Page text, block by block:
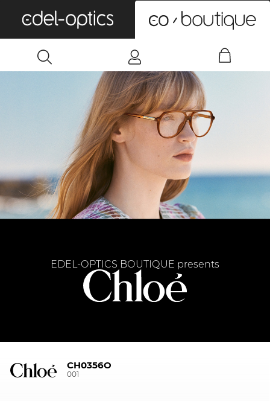
EDEL-OPTICS BOUTIQUE presents
CH0356O
001